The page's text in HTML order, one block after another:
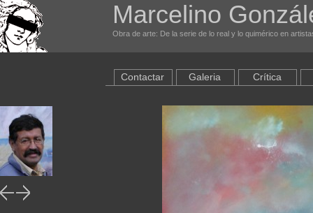
Marcelino
Obra de arte: De la serie de lo real y lo quimérico en
Contactar Galeria Crítica